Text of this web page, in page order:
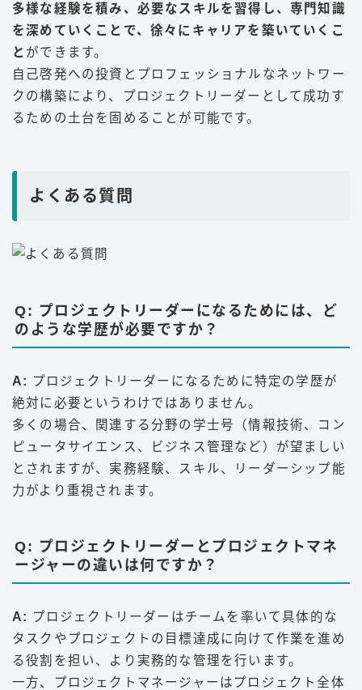
多様な経験を積み、必要なスキルを習得し、専門知識
を深めていくことで、徐々にキャリアを築いていくこ
と ができます。
自己啓発への投資とプロフェッショナルなネットワー
クの構築により、プロジェクトリーダーとして成功す
るための土台を固めることが可能です。
よくある質問
Q: プロジェクトリーダーになるためには、ど
のような学歴が必要ですか？
A: プロジェクトリーダーになるために特定の学歴が
絶対に必要というわけではありません。
多くの場合、関連する分野の学士号（情報技術、コン
ピュータサイエンス、ビジネス管理など）が望ましい
とされますが、実務経験、スキル、リーダーシップ能
力がより重視されます。
Q: プロジェクトリーダーとプロジェクトマネ
ージャーの違いは何ですか？
A: プロジェクトリーダーはチームを率いて具体的な
タスクやプロジェクトの目標達成に向けて作業を進め
る役割を担い、より実務的な管理を行います。
一方、プロジェクトマネージャーはプロジェクト全体